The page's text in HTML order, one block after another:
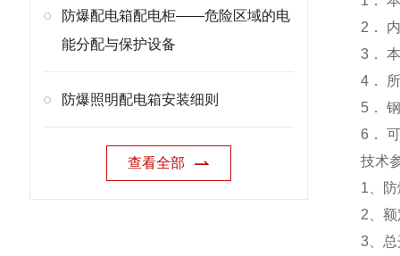
防爆配电箱配电柜——危险区域的电
能分配与保护设备
防爆照明配电箱安装细则
查看全部
2．
3．
4．
5．
6．
技术
1、
2、
3、